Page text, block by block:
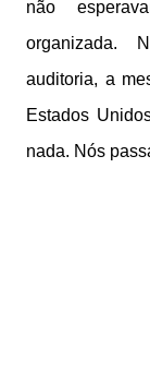
não
organizada.
auditoria, a
Estados
nada. Nós